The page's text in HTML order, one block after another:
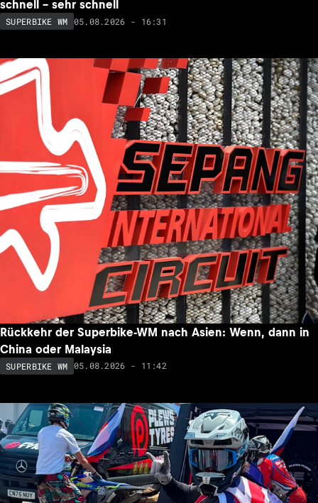
schnell – sehr schnell
SUPERBIKE WM 05.08.2026 - 16:31
Rückkehr der Superbike-WM nach Asien: Wenn, dann in
China oder Malaysia
SUPERBIKE WM 05.08.2026 - 11:42